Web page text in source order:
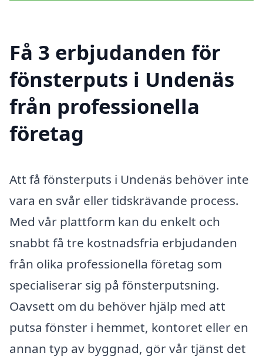
Få 3 erbjudanden för
fönsterputs i Undenäs
från professionella
företag
Att få fönsterputs i Undenäs behöver inte
vara en svår eller tidskrävande process.
Med vår plattform kan du enkelt och
snabbt få tre kostnadsfria erbjudanden
från olika professionella företag som
specialiserar sig på fönsterputsning.
Oavsett om du behöver hjälp med att
putsa fönster i hemmet, kontoret eller en
annan typ av byggnad, gör vår tjänst det